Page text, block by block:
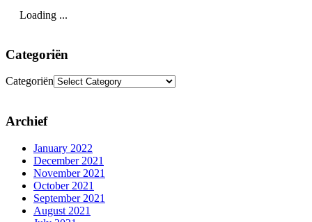
Loading ...
Categoriën
Categoriën
Archief
January 2022
December 2021
November 2021
October 2021
September 2021
August 2021